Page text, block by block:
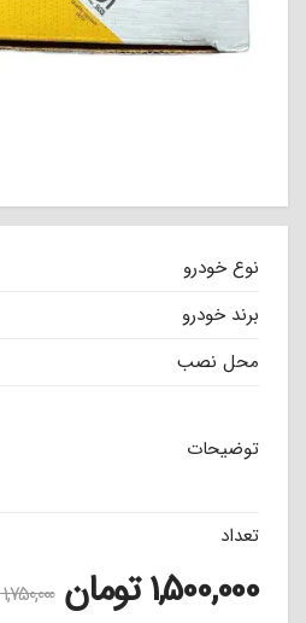
نوع خودرو
برند خودرو
محل نصب
توضیحات
تعداد
1,500,000تومان 1,750,000